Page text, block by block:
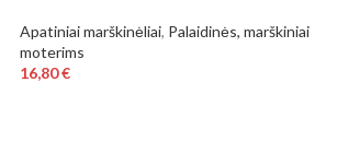
Apatiniai marškinėliai, Palaidinės, marškiniai
moterims
16,80€